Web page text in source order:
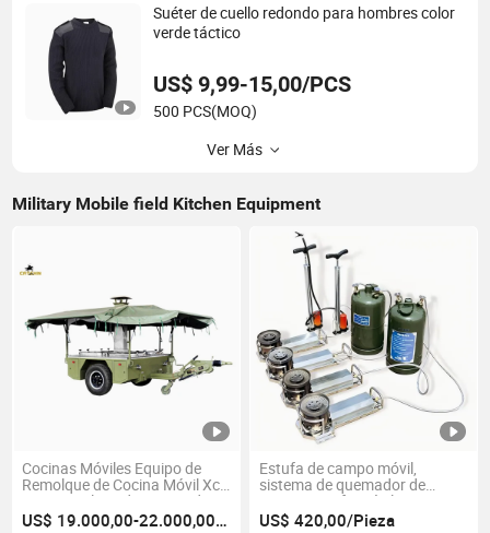
Suéter de cuello redondo para hombres color
verde táctico
US$ 9,99-15,00/PCS
500 PCS(MOQ)
Ver Más
Military Mobile field Kitchen Equipment
Cocinas Móviles Equipo de
Remolque de Cocina Móvil Xc-
250 Remolque de Cocina de
Campo
US$ 19.000,00-22.000,00/Pieza
Estufa de campo móvil,
sistema de quemador de
cocina, estufa móvil
US$ 420,00/Pieza